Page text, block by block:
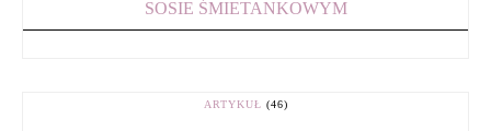
SOSIE ŚMIETANKOWYM
ARTYKUŁ (46)